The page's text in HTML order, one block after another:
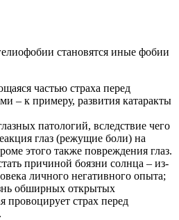
становятся иные фобии
частью страха перед
– к примеру, развития катаракты
патологий, вследствие чего
глаз (режущие боли) на
этого также повреждения глаз.
причиной боязни солнца – из-
личного негативного опыта;
обширных открытых
провоцирует страх перед